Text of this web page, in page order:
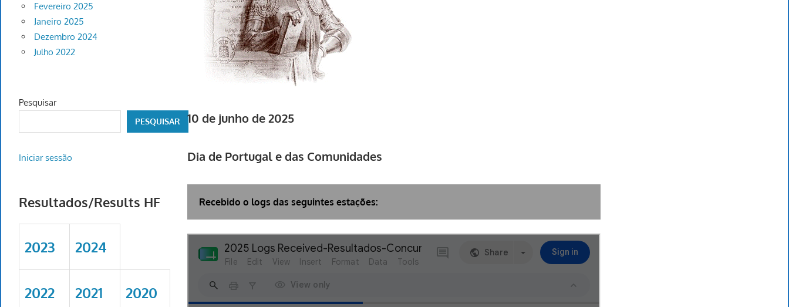
10 de junho de 2025
Dia de Portugal e das Comunidades
Recebido o logs das seguintes estações:
Fevereiro 2025
Janeiro 2025
Dezembro 2024
Julho 2022
Pesquisar
PESQUISAR
Iniciar sessão
Resultados/Results HF
2023 2024
2022 2021 2020